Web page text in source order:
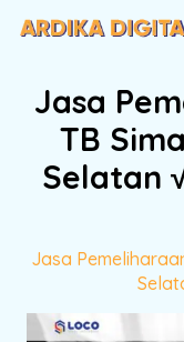
Jasa
TB
Selatan
Jasa